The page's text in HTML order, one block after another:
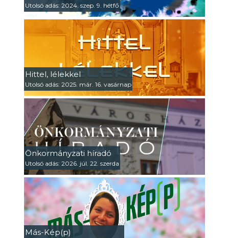
Utolsó adás: 2024. szep. 9. hétfő
Hittel, lélekkel
Utolsó adás: 2025. már. 16. vasárnap
Önkormányzati híradó
Utolsó adás: 2026. júl. 22. szerda
Más-Kép(p)